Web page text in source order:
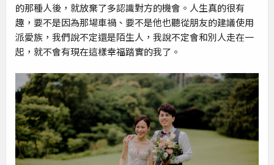
的那種人後，就放棄了多認識對方的機會。人生真的很有
趣，要不是因為那場車禍、要不是他也聽從朋友的建議使用
派愛族，我們說不定還是陌生人，我說不定會和別人走在一
起，就不會有現在這樣幸福踏實的我了。